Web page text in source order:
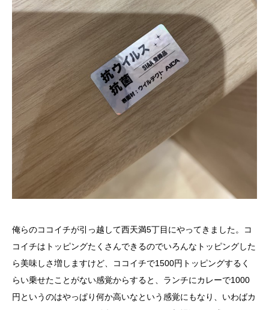
俺らのココイチが引っ越して西天満5丁目にやってきました。コ
コイチはトッピングたくさんできるのでいろんなトッピングした
ら美味しさ増しますけど、ココイチで1500円トッピングするく
らい乗せたことがない感覚からすると、ランチにカレーで1000
円というのはやっぱり何か高いなという感覚にもなり、いわばカ